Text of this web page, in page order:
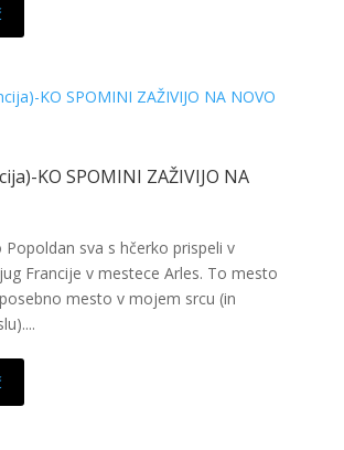
KO SPOMINI ZAŽIVIJO NA
Popoldan sva s hčerko prispeli v
Francije v mestece Arles. To mesto
mesto v mojem srcu (in